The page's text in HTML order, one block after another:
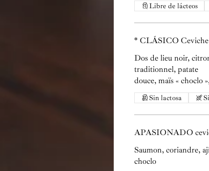
Libre de lácteos
* CLÁSICO Ceviche
Dos de lieu noir,
traditionnel, patate
douce, maïs « choclo
Sin lactosa
APASIONADO
Saumon, coriandre,